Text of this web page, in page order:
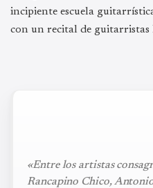
incipiente escuela
con un recital de guitarristas
«Entre los artistas
Rancapino Chico,